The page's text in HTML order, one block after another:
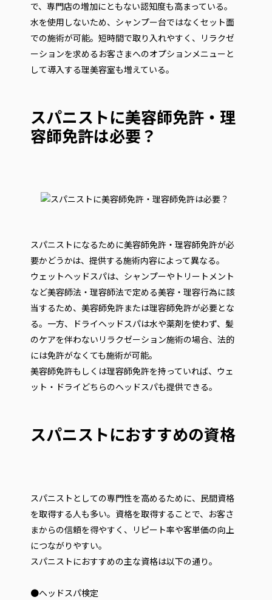
で、専門店の増加にともない認知度も高まっている。
水を使用しないため、シャンプー台ではなくセット面
での施術が可能。短時間で取り入れやすく、リラクゼ
ーションを求めるお客さまへのオプションメニューと
して導入する理美容室も増えている。
スパニストに美容師免許・理
容師免許は必要？
スパニストになるために美容師免許・理容師免許が必
要かどうかは、提供する施術内容によって異なる。
ウェットヘッドスパは、シャンプーやトリートメント
など美容師法・理容師法で定める美容・理容行為に該
当するため、美容師免許または理容師免許が必要とな
る。一方、ドライヘッドスパは水や薬剤を使わず、髪
のケアを伴わないリラクゼーション施術の場合、法的
には免許がなくても施術が可能。
美容師免許もしくは理容師免許を持っていれば、ウェ
ット・ドライどちらのヘッドスパも提供できる。
スパニストにおすすめの資格
スパニストとしての専門性を高めるために、民間資格
を取得する人も多い。資格を取得することで、お客さ
まからの信頼を得やすく、リピート率や客単価の向上
につながりやすい。
スパニストにおすすめの主な資格は以下の通り。
●ヘッドスパ検定